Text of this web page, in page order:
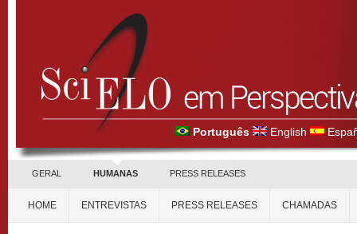
Português English
GERAL HUMANAS PRESS RELEASES
HOME ENTREVISTAS PRESS RELEASES CHAMADAS